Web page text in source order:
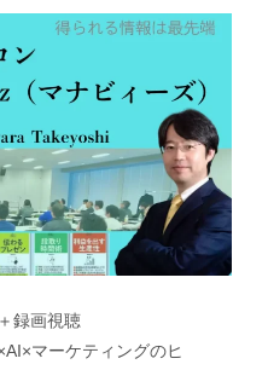
録画視聴
マーケティングのヒ